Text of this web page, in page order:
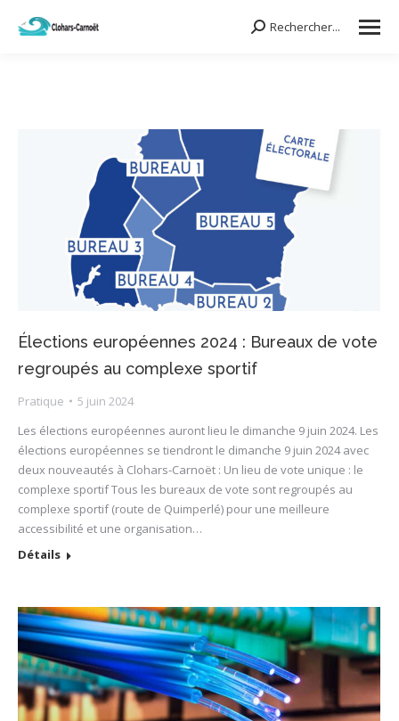
Search:Rechercher...
Élections européennes 2024 : Bureaux de vote
regroupés au complexe sportif
Pratique
5 juin 2024
Les élections européennes auront lieu le dimanche 9 juin 2024. Les
élections européennes se tiendront le dimanche 9 juin 2024 avec
deux nouveautés à Clohars-Carnoët : Un lieu de vote unique : le
complexe sportif Tous les bureaux de vote sont regroupés au
complexe sportif (route de Quimperlé) pour une meilleure
accessibilité et une organisation…
Détails